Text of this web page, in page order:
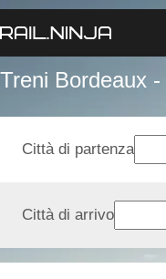
Treni Bordeaux
Città di partenza
Città di arrivo